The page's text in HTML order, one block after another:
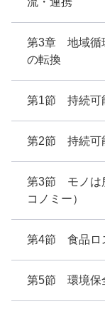
第3章 地域循
の転換
第1節 持続可
第2節 持続可
第3節 モノは
コノミー）
第4節 食品ロ
第5節 環境保